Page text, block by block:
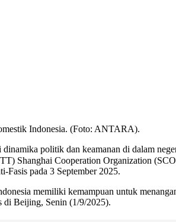
Indonesia. (Foto: ANTARA).
politik dan keamanan di dalam
Shanghai Cooperation Organization
Fasis pada 3 September 2025.
memiliki kemampuan untuk
di Beijing, Senin (1/9/2025).